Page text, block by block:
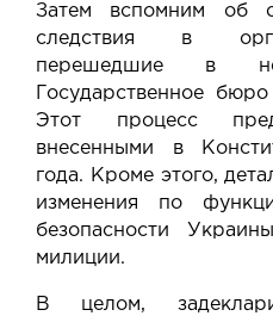
Затем вспомним об
следствия в
перешедшие в
Государственное
Этот процесс
внесенными в
года. Кроме этого,
изменения по
безопасности
милиции.
В целом,